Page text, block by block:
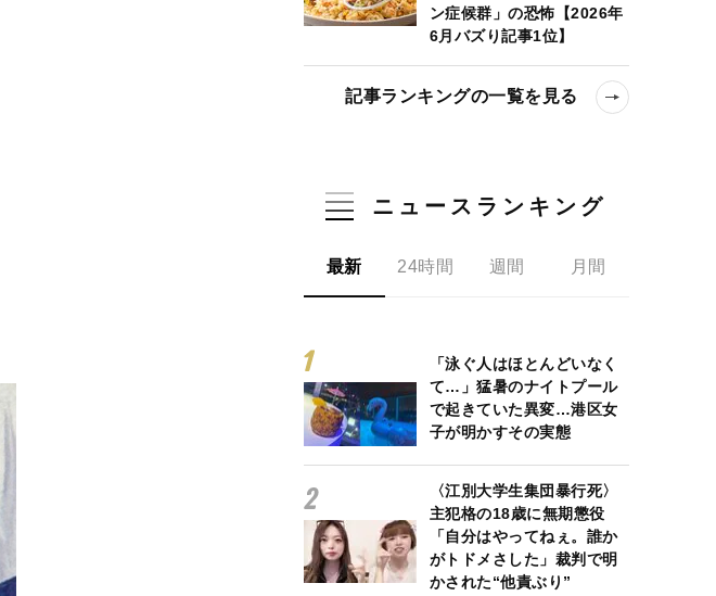
ン症候群」の恐怖【2026年
6月バズり記事1位】
記事ランキングの一覧を見る
ニュースランキング
最新 24時間 週間 月間
「泳ぐ人はほとんどいなく
て…」猛暑のナイトプール
で起きていた異変…港区女
子が明かすその実態
〈江別大学生集団暴行死〉
主犯格の18歳に無期懲役
「自分はやってねぇ。誰か
がトドメさした」裁判で明
かされた“他責ぶり”